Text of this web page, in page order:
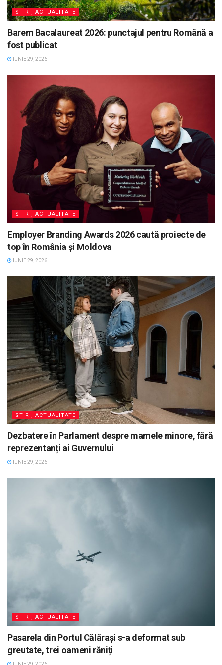
STIRI, ACTUALITATE
Barem Bacalaureat 2026: punctajul pentru Română a
fost publicat
IUNIE 29, 2026
STIRI, ACTUALITATE
Employer Branding Awards 2026 caută proiecte de
top în România și Moldova
IUNIE 29, 2026
STIRI, ACTUALITATE
Dezbatere în Parlament despre mamele minore, fără
reprezentanți ai Guvernului
IUNIE 29, 2026
STIRI, ACTUALITATE
Pasarela din Portul Călărași s-a deformat sub
greutate, trei oameni răniți
IUNIE 29, 2026